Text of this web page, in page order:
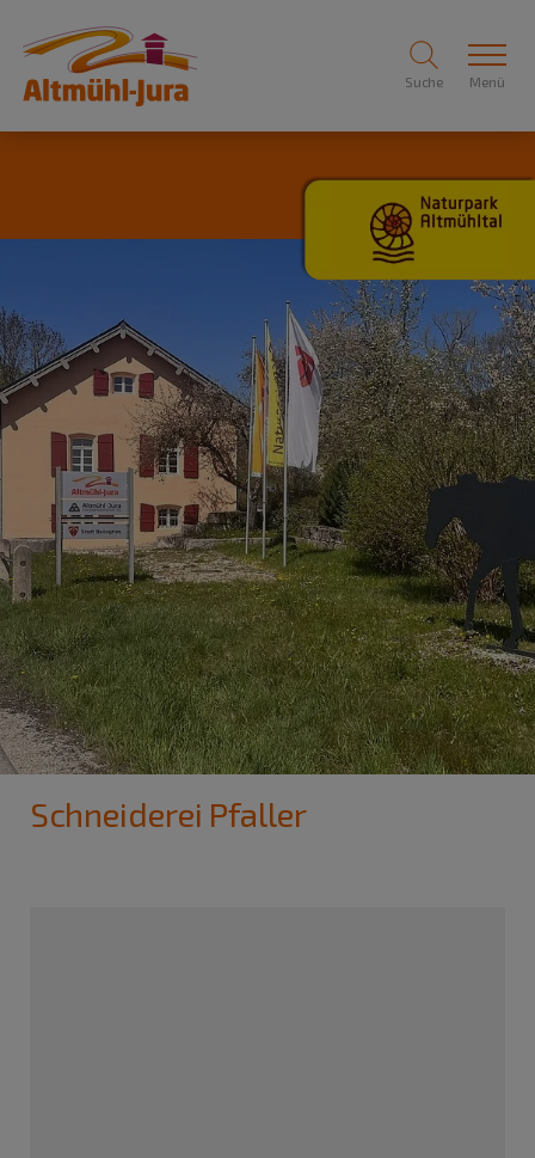
Suche Menü
Schneiderei Pfaller